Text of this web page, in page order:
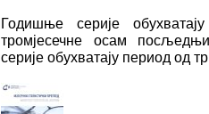
Годишње серије
тромјесечне осам
серије обухватају период од